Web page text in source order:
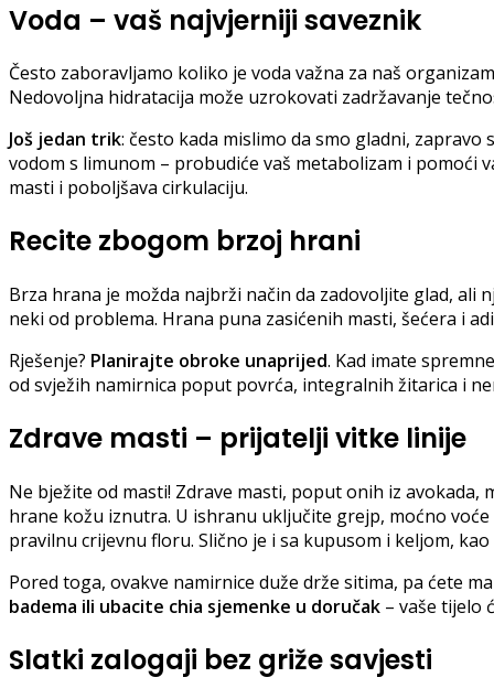
Voda – vaš najvjerniji saveznik
Često zaboravljamo koliko je voda važna za naš
Nedovoljna hidratacija može uzrokovati zadržavanje
Još jedan trik: često kada mislimo da smo gladni,
vodom s limunom – probudiće vaš metabolizam i pomoći
masti i poboljšava cirkulaciju.
Recite zbogom brzoj hrani
Brza hrana je možda najbrži način da zadovoljite glad, ali
neki od problema. Hrana puna zasićenih masti, šećera i
Rješenje? Planirajte obroke unaprijed. Kad imate
od svježih namirnica poput povrća, integralnih žitarica i
Zdrave masti – prijatelji vitke linije
Ne bježite od masti! Zdrave masti, poput onih iz
hrane kožu iznutra. U ishranu uključite grejp, moćno
pravilnu crijevnu floru. Slično je i sa kupusom i keljom,
Pored toga, ovakve namirnice duže drže sitima, pa ćete
badema ili ubacite chia sjemenke u doručak – vaše tijelo
Slatki zalogaji bez griže savjesti